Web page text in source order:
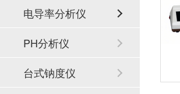
电导率分析仪
PH分析仪
台式钠度仪